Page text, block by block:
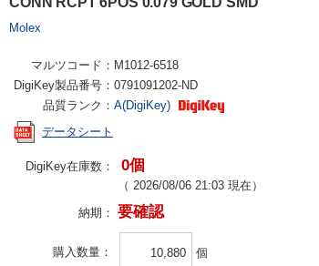
Molex
マルツコード： M1012-6518
DigiKey製品番号： 0791091202-ND
品質ランク： A(DigiKey)
データシート
DigiKey在庫数： 0個
（ 2026/08/06 21:03 現在）
納期： 要確認
購入数量 個